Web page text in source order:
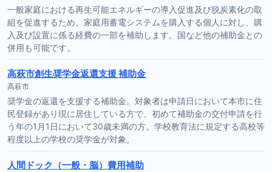
一般家庭における再生可能エネルギーの導入促進及び脱炭素化の取
組を促進するため、家庭用蓄電システムを購入する個人に対し、購
入及び設置に係る経費の一部を補助します。国など他の補助金との
併用も可能です。
高萩市創生奨学金返還支援 補助金
高萩市
奨学金の返還を支援する補助金。対象者は申請日において本市に住
民登録があり現に居住している方で、初めて補助金の交付申請を行
う年の1月1日において30歳未満の方。学校教育法に規定する高校等
程度以上の学校の奨学金が対象。
人間ドック（一般・脳）費用補助